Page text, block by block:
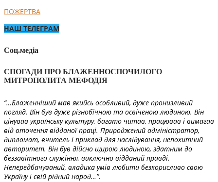
ПОЖЕРТВА
НАШ ТЕЛЕГРАМ
Соц.медіа
СПОГАДИ ПРО БЛАЖЕННОСПОЧИЛОГО
МИТРОПОЛИТА МЕФОДІЯ
“…Блаженніший мав якийсь особливий, дуже пронизливий
погляд. Він був дуже різнобічною та освіченою людиною. Він
цінував українську культуру, багато читав, працював і вимагав
від оточення відданої праці. Природжений адміністратор,
дипломат, вчитель і приклад для наслідування, непохитний
авторитет. Він був дійсно щирою людиною, здатним до
беззавітного служіння, виключно відданий правді.
Непередбачуваний, владика умів любити безкорисливо свою
Україну і свій рідний народ…”.